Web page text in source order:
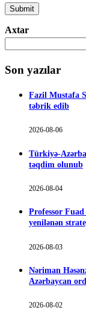
Axtar
Son yazılar
Fazil Mustafa
təbrik edib
2026-08-06
Türkiyə-
təqdim olunub
2026-08-04
Professor
yenilənən
2026-08-03
Nəriman
Azərbaycan
2026-08-02